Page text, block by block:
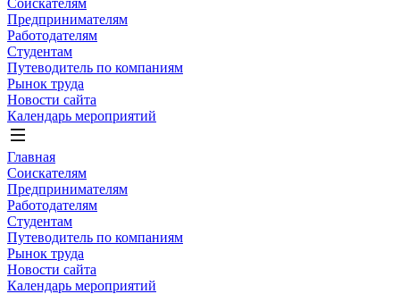
Соискателям
Предпринимателям
Работодателям
Студентам
Путеводитель по компаниям
Рынок труда
Новости сайта
Календарь мероприятий
Главная
Соискателям
Предпринимателям
Работодателям
Студентам
Путеводитель по компаниям
Рынок труда
Новости сайта
Календарь мероприятий